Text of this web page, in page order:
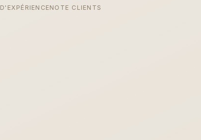
D'EXPÉRIENCENOTE CLIENTS